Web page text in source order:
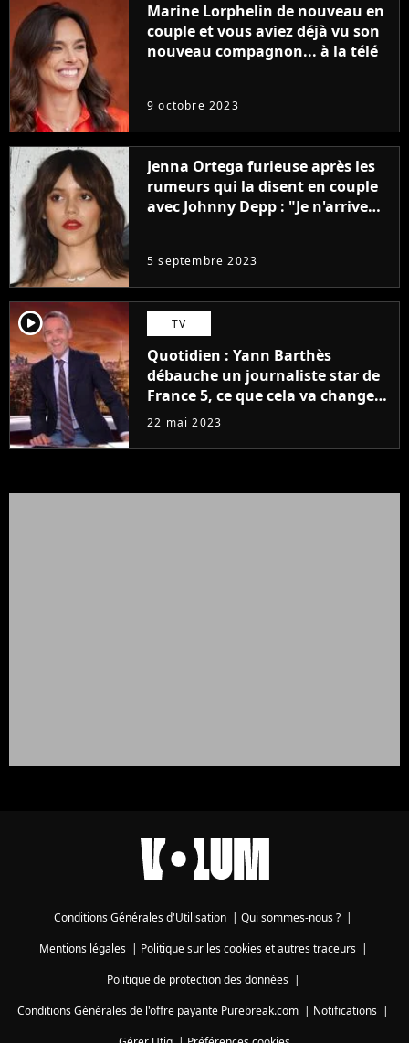
Marine Lorphelin de nouveau en
couple et vous aviez déjà vu son
nouveau compagnon... à la télé
9 octobre 2023
Jenna Ortega furieuse après les
rumeurs qui la disent en couple
avec Johnny Depp : "Je n'arrive
5 septembre 2023
player2 TV
Quotidien : Yann Barthès
débauche un journaliste star de
France 5, ce que cela va changer
à la rentrée
22 mai 2023
Conditions Générales d'Utilisation | Qui sommes-nous ? |
Mentions légales| Politique sur les cookies et autres traceurs|
Politique de protection des données|
Conditions Générales de l'offre payante Purebreak.com | Notifications |